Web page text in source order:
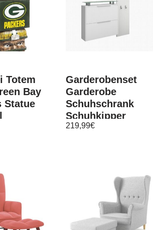
Totem
Bay
Statue
Garderobenset
Garderobe
Schuhschrank
Schuhkipper
Spiegel
219,99€